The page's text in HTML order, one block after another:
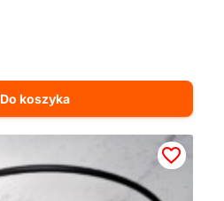
Do koszyka